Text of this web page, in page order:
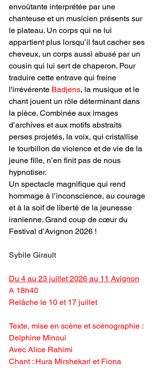
envoûtante interprétée par une
chanteuse et un musicien présents sur
le plateau. Un corps qui ne lui
appartient plus lorsqu’il faut cacher ses
cheveux, un corps aussi abusé par un
cousin qui lui sert de chaperon. Pour
traduire cette entrave qui freine
l'irrévérente Badjens, la musique et le
chant jouent un rôle déterminant dans
la pièce. Combinée aux images
d’archives et aux motifs abstraits
perses projetés, la voix, qui cristallise
le tourbillon de violence et de vie de la
jeune fille, n’en finit pas de nous
hypnotiser.
Un spectacle magnifique qui rend
hommage à l’inconscience, au courage
et à la soif de liberté de la jeunesse
iranienne. Grand coup de cœur du
Festival d’Avignon 2026 !
Sybile Girault
Du 4 au 23 juillet 2026 au 11 Avignon
A 18h40
Relâche le 10 et 17 juillet
Texte, mise en scène et scénographie :
Delphine Minoui
Avec Alice Rahimi
Chant : Hura Mirshekari et Fiona